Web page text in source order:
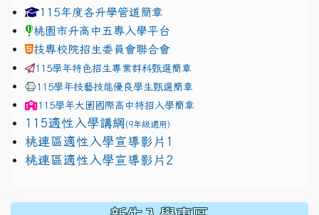
link to https://www.jhjhs.tyc.edu.tw/modules/
115年度各升學管道簡章
桃園市升高中五專入學平台
技專校院招生委員會聯合會
115學年特色招生專業群科甄選簡章
115學年技藝技能優良學生甄選簡章
115學年大園國際高中特招入學簡章
115適性入學講綱 (9年級適用)
link to https://docs.google.com/presentation/d/
桃連區適性入學宣導影片1
link to https://docs.google.com/presentation/d/
桃連區適性入學宣導影片2